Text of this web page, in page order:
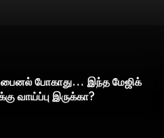
பைனல் போகாது... இந்த மேஜிக்
வாய்ப்பு இருக்கா?